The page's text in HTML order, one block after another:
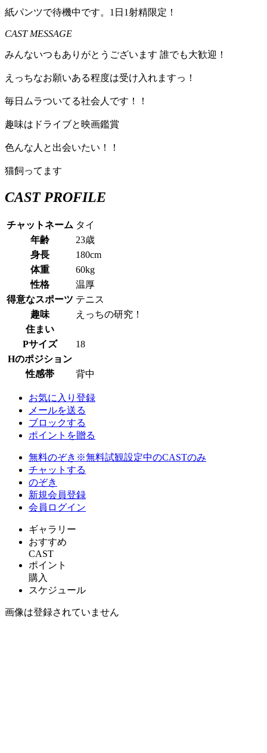
紙パンツで待機中です。1日1射精限定！
CAST MESSAGE
みんないつもありがとうございます 誰でも大歓迎！
えっちなお願いある程度は受け入れますっ！
毎日ムラついてる社会人です！！
趣味はドライブと映画鑑賞
色んな人と出会いたい！！
猫飼ってます
CAST PROFILE
チャットネーム タイ
年齢
23歳
身長
180cm
体重
60kg
性格
温厚
得意なスポーツ テニス
趣味
えっちの研究！
住まい
Pサイズ
18
Hのポジション
性感帯
背中
お気に入り登録
メールを送る
ブロックする
ポイントを贈る
無料のぞき ※無料試観設定中のCASTのみ
チャットする
のぞき
新規会員登録
会員ログイン
ギャラリー
おすすめ
CAST
ポイント
購入
スケジュール
画像は登録されていません